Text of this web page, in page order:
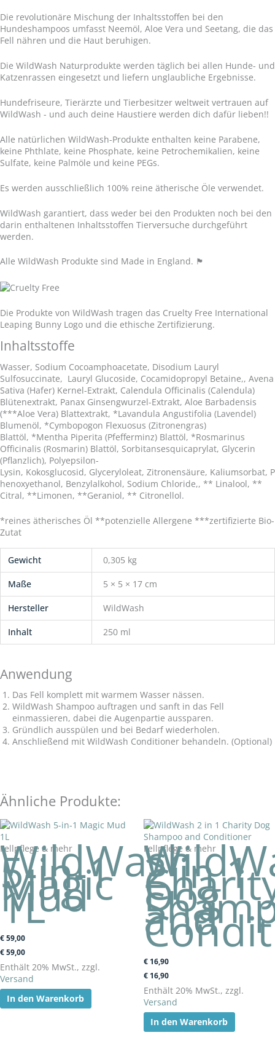
Die revolutionäre Mischung der Inhaltsstoffen bei den
Hundeshampoos umfasst Neemöl, Aloe Vera und Seetang, die das
Fell nähren und die Haut beruhigen.
Die WildWash Naturprodukte werden täglich bei allen Hunde- und
Katzenrassen eingesetzt und liefern unglaubliche Ergebnisse.
Hundefriseure, Tierärzte und Tierbesitzer weltweit vertrauen auf
WildWash - und auch deine Haustiere werden dich dafür lieben!!
Alle natürlichen WildWash-Produkte enthalten keine Parabene,
keine Phthlate, keine Phosphate, keine Petrochemikalien, keine
Sulfate, keine Palmöle und keine PEGs.
Es werden ausschließlich 100% reine ätherische Öle verwendet.
WildWash garantiert, dass weder bei den Produkten noch bei den
darin enthaltenen Inhaltsstoffen Tierversuche durchgeführt
werden.
Alle WildWash Produkte sind Made in England. 🏴󠁧󠁢󠁥󠁮󠁧󠁿
Die Produkte von WildWash tragen das Cruelty Free International
Leaping Bunny Logo und die ethische Zertifizierung.
Inhaltsstoffe
Wasser, Sodium Cocoamphoacetate, Disodium Lauryl
Sulfosuccinate, Lauryl Glucoside, Cocamidopropyl Betaine,, Avena
Sativa (Hafer) Kernel-Extrakt, Calendula Officinalis (Calendula)
Blütenextrakt, Panax Ginsengwurzel-Extrakt, Aloe Barbadensis
(***Aloe Vera) Blattextrakt, *Lavandula Angustifolia (Lavendel)
Blumenöl, *Cymbopogon Flexuosus (Zitronengras)
Blattöl, *Mentha Piperita (Pfefferminz) Blattöl, *Rosmarinus
Officinalis (Rosmarin) Blattöl, Sorbitansesquicaprylat, Glycerin
(Pflanzlich), Polyepsilon-
Lysin, Kokosglucosid, Glyceryloleat, Zitronensäure, Kaliumsorbat, P
henoxyethanol, Benzylalkohol, Sodium Chloride,, ** Linalool, **
Citral, **Limonen, **Geraniol, ** Citronellol.
*reines ätherisches Öl **potenzielle Allergene ***zertifizierte Bio-
Zutat
Gewicht 0,305 kg
Maße 5 × 5 × 17 cm
Hersteller WildWash
Inhalt 250 ml
Anwendung
Das Fell komplett mit warmem Wasser nässen.
WildWash Shampoo auftragen und sanft in das Fell
einmassieren, dabei die Augenpartie aussparen.
Gründlich ausspülen und bei Bedarf wiederholen.
Anschließend mit WildWash Conditioner behandeln. (Optional)
Ähnliche Produkte:
Fellpflege & mehr
WildWash
5-in-1
Magic
Mud
1L
€59,00
€59,00
Enthält 20% MwSt., zzgl.
Versand
In den Warenkorb
Fellpflege & mehr
2 in 1
Dog
and
€ 16,90
€ 16,90
Enthält 20% MwSt., zzgl.
Versand
In den Warenkorb